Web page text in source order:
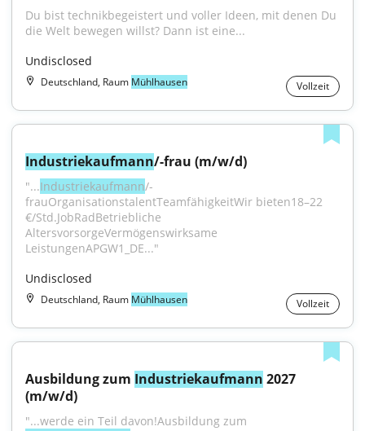
Du bist technikbegeistert und voller Ideen, mit denen Du
die Welt bewegen willst? Dann ist eine...
Undisclosed
Deutschland, Raum Mühlhausen Vollzeit
Industriekaufmann/-frau (m/w/d)
"...Industriekaufmann/-
frauOrganisationstalentTeamfähigkeitWir bieten18–22
€/Std.JobRadBetriebliche
AltersvorsorgeVermögenswirksame
LeistungenAPGW1_DE..."
Undisclosed
Deutschland, Raum Mühlhausen Vollzeit
Ausbildung zum Industriekaufmann 2027
(m/w/d)